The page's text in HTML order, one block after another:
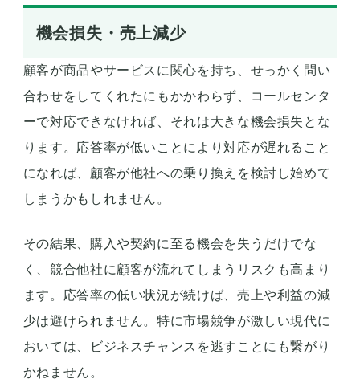
機会損失・売上減少
顧客が商品やサービスに関心を持ち、せっかく問い
合わせをしてくれたにもかかわらず、コールセンタ
ーで対応できなければ、それは大きな機会損失とな
ります。応答率が低いことにより対応が遅れること
になれば、顧客が他社への乗り換えを検討し始めて
しまうかもしれません。
その結果、購入や契約に至る機会を失うだけでな
く、競合他社に顧客が流れてしまうリスクも高まり
ます。応答率の低い状況が続けば、売上や利益の減
少は避けられません。特に市場競争が激しい現代に
おいては、ビジネスチャンスを逃すことにも繋がり
かねません。